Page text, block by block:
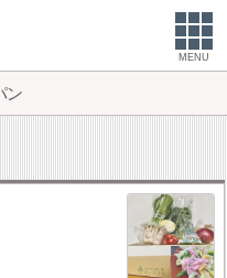
MENU
ン